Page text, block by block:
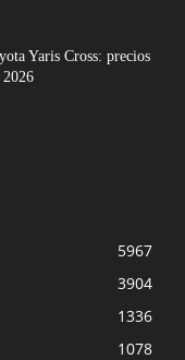
Yaris Cross: precios
2026
5967
3904
1336
1078